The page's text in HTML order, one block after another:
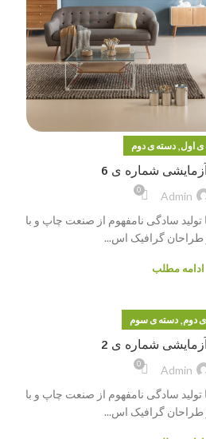
ی اول, دسته ی دوم
شماره ی 6
Admin
0
سادگی نامفهوم از صنعت چاپ و با
طراحان گرافیک اس...
ادامه مطلب
دوم,دسته ی سوم
شماره ی 2
Admin
0
سادگی نامفهوم از صنعت چاپ و با
طراحان گرافیک اس...